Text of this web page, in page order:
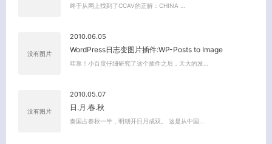
终于从网上找到了CCAV的正解：CHINA …
没有图片
2010.06.05
WordPress日志变图片插件:WP-Posts to Image
哇靠！小百度仔细研究了这个插件之后，天大的发…
没有图片
2010.05.07
日.月.春.秋
秦国占春秋一半，明朝开日月成双。 这是从中国…
关闭弹窗